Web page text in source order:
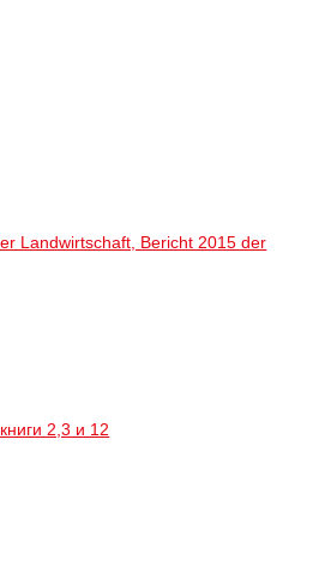
Landwirtschaft, Bericht 2015 der
2,3 и 12